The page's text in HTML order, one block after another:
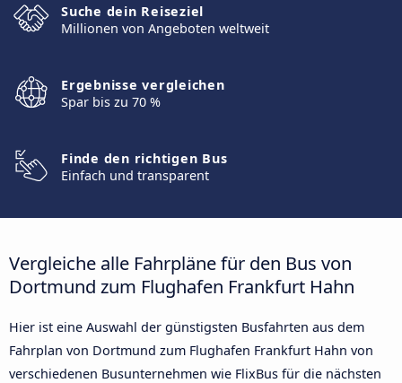
Suche dein Reiseziel
Millionen von Angeboten weltweit
Ergebnisse vergleichen
Spar bis zu 70 %
Finde den richtigen Bus
Einfach und transparent
Vergleiche alle Fahrpläne für den Bus von
Dortmund zum Flughafen Frankfurt Hahn
Hier ist eine Auswahl der günstigsten Busfahrten aus dem
Fahrplan von Dortmund zum Flughafen Frankfurt Hahn von
verschiedenen Busunternehmen wie FlixBus für die nächsten